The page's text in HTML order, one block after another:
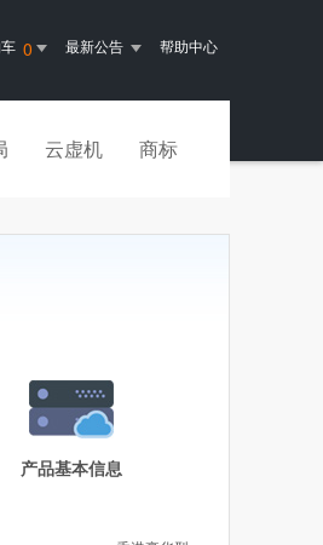
0 最新公告 帮助中心
云虚机 商标
产品基本信息